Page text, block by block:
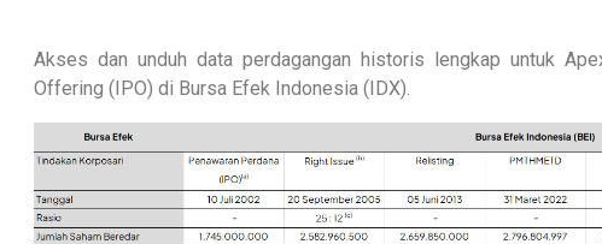
Akses dan unduh data perdagangan historis lengkap untuk
Offering (IPO) di Bursa Efek Indonesia (IDX).